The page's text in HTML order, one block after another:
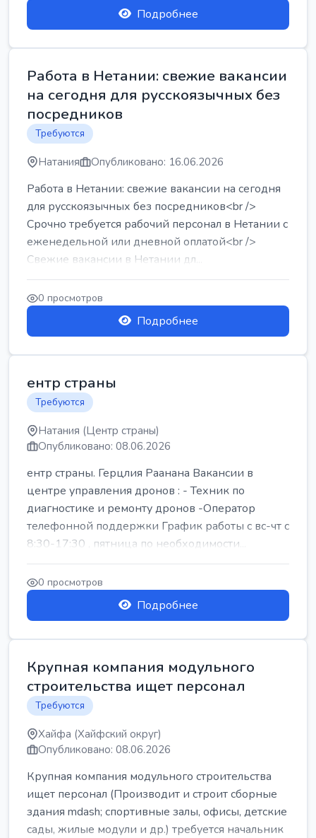
Подробнее
Работа в Нетании: свежие вакансии
на сегодня для русскоязычных без
посредников
Требуются
Натания Опубликовано: 16.06.2026
Работа в Нетании: свежие вакансии на сегодня
для русскоязычных без посредников<br />
Срочно требуется рабочий персонал в Нетании с
еженедельной или дневной оплатой<br />
Свежие вакансии в Нетании дл...
0 просмотров
Подробнее
ентр страны
Требуются
Натания (Центр страны)
Опубликовано: 08.06.2026
ентр страны. Герцлия Раанана Вакансии в
центре управления дронов : - Техник по
диагностике и ремонту дронов -Оператор
телефонной поддержки График работы с вс-чт с
8:30-17:30 , пятница по необходимости...
0 просмотров
Подробнее
Крупная компания модульного
строительства ищет персонал
Требуются
Хайфа (Хайфский округ)
Опубликовано: 08.06.2026
Крупная компания модульного строительства
ищет персонал (Производит и строит сборные
здания mdash; спортивные залы, офисы, детские
сады, жилые модули и др.) требуется начальник